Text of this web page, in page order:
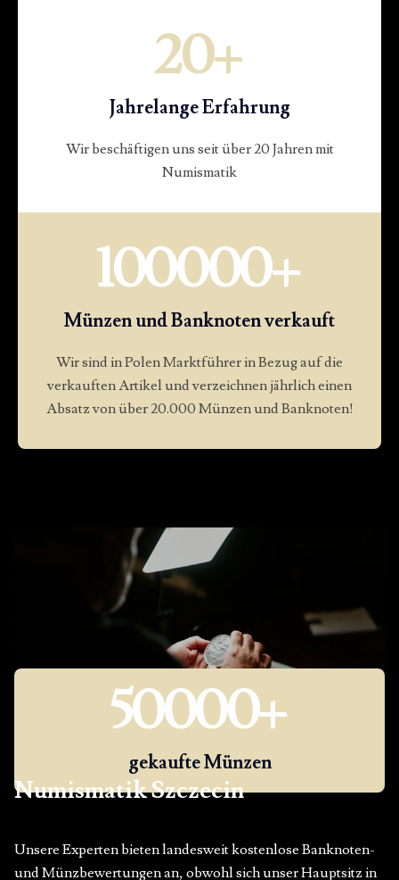
20+
Jahrelange Erfahrung
Wir beschäftigen uns seit über 20 Jahren mit
Numismatik
100000+
Münzen und Banknoten verkauft
Wir sind in Polen Marktführer in Bezug auf die
verkauften Artikel und verzeichnen jährlich einen
Absatz von über 20.000 Münzen und Banknoten!
50000+
gekaufte Münzen
Numismatik Szczecin
Unsere Experten bieten landesweit kostenlose Banknoten-
und Münzbewertungen an, obwohl sich unser Hauptsitz in